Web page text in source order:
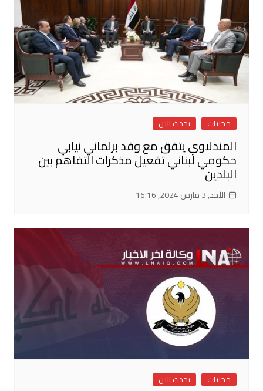
محليات يحدث الان
المندلاوي يتفق مع وفد برلماني نيابي
حكومي لبناني تفعيل مذكرات التفاهم بين
البلدين
الأحد, 3 مارس 2024, 16:16
محليات يحدث الان